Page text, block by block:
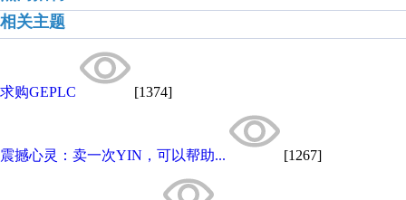
相关主题
求购GEPLC [1374]
震撼心灵：卖一次YIN，可以帮助... [1267]